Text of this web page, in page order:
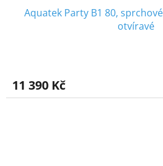
Aquatek Party B1 80,
otvíravé
11 390 Kč